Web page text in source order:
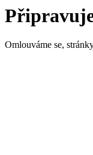
Omlouváme se,